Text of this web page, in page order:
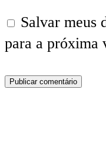
Salvar meus
para a próxima